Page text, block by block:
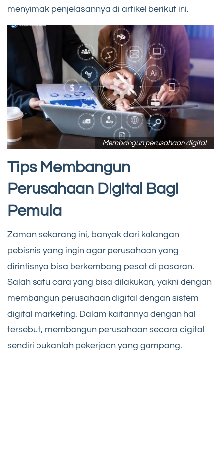
menyimak penjelasannya di artikel berikut ini.
Membangun perusahaan digital
Tips Membangun
Perusahaan Digital Bagi
Pemula
Zaman sekarang ini, banyak dari kalangan
pebisnis yang ingin agar perusahaan yang
dirintisnya bisa berkembang pesat di pasaran.
Salah satu cara yang bisa dilakukan, yakni dengan
membangun perusahaan digital dengan sistem
digital marketing. Dalam kaitannya dengan hal
tersebut, membangun perusahaan secara digital
sendiri bukanlah pekerjaan yang gampang.